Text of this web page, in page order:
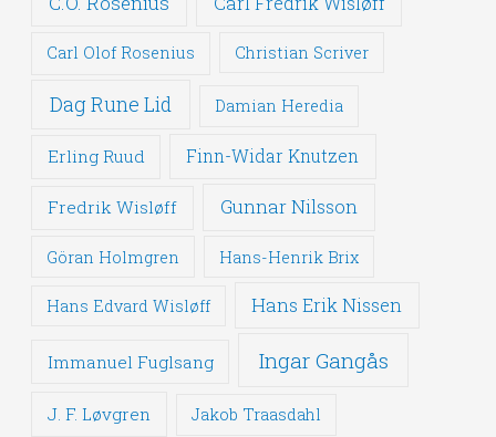
Carl Olof Rosenius Christian Scriver
Dag Rune Lid Damian Heredia
Erling Ruud Finn-Widar Knutzen
Fredrik Wisløff Gunnar Nilsson
Göran Holmgren Hans-Henrik Brix
Hans Edvard Wisløff Hans Erik Nissen
Immanuel Fuglsang Ingar Gangås
J. F. Løvgren Jakob Traasdahl